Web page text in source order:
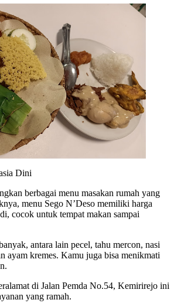
Dini
berbagai menu masakan rumah yang
menu Sego N’Deso memiliki harga
cocok untuk tempat makan sampai
antara lain pecel, tahu mercon, nasi
ayam kremes. Kamu juga bisa menikmati
di Jalan Pemda No.54, Kemirirejo ini
yang ramah.